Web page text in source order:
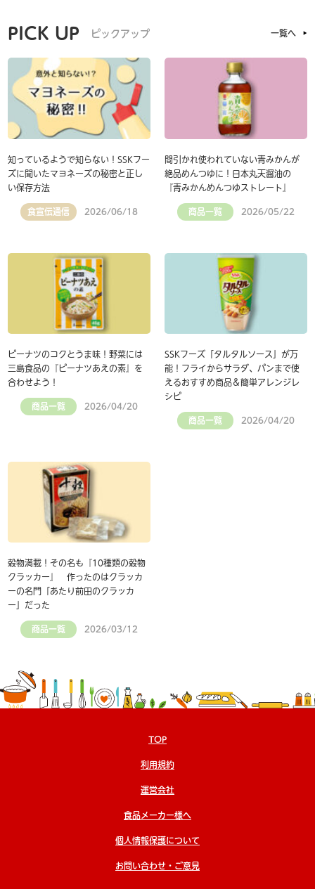
PICK UP ピックアップ 一覧へ
知っているようで知らない！SSKフー
ズに聞いたマヨネーズの秘密と正し
い保存方法
食宣伝通信 2026/06/18
間引かれ使われていない青みかんが
絶品めんつゆに！日本丸天醤油の
『青みかんめんつゆストレート』
商品一覧 2026/05/22
ピーナツのコクとうま味！野菜には
三島食品の『ピーナツあえの素』を
合わせよう！
商品一覧 2026/04/20
SSKフーズ「タルタルソース」が万
能！フライからサラダ、パンまで使
えるおすすめ商品＆簡単アレンジレ
シピ
商品一覧 2026/04/20
穀物満載！その名も『10種類の穀物
クラッカー』 作ったのはクラッカ
ーの名門「あたり前田のクラッカ
ー」だった
商品一覧 2026/03/12
TOP
利用規約
運営会社
食品メーカー様へ
個人情報保護について
お問い合わせ・ご意見